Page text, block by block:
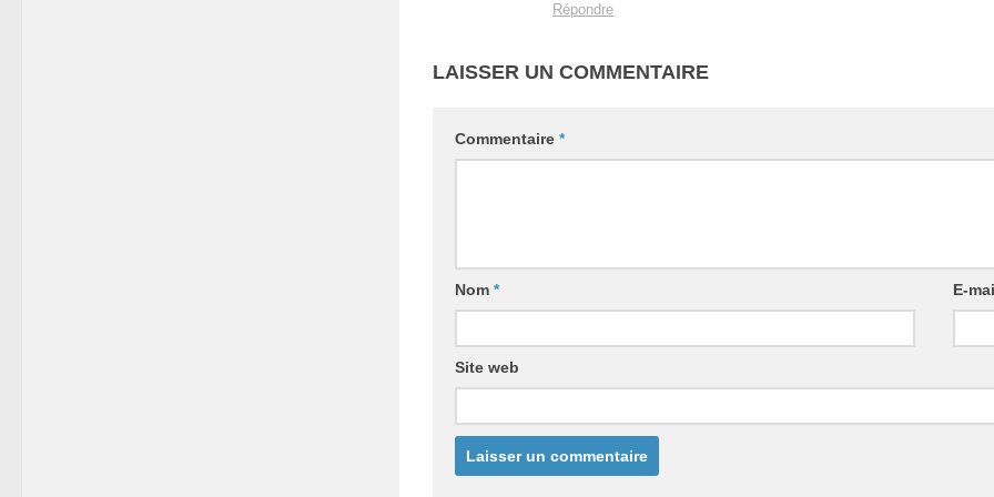
Répondre
LAISSER UN COMMENTAIRE
Commentaire *
Nom * E-
Site web